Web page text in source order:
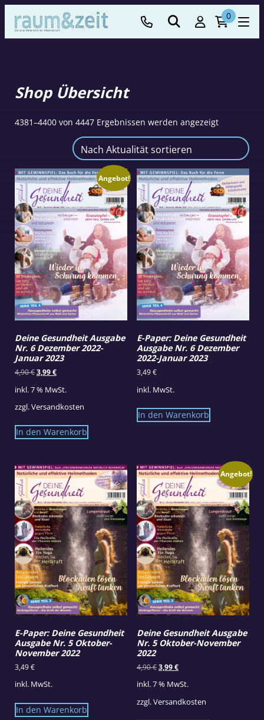
0
Shop Übersicht
4381–4400 von 4447 Ergebnissen werden angezeigtNach
sortiert
Angebot!
Deine Gesundheit Ausgabe
Nr. 6 Dezember 2022-
Januar 2023
4,90€Ursprünglicher
war:
4,90 €
3,99€Aktueller
ist:
3,99 €.
inkl. 7 % MwSt.
zzgl.Versandkosten
In den Warenkorb
E-Paper: Deine Gesundheit
Ausgabe Nr. 6 Dezember
2022-Januar 2023
3,49€
inkl. MwSt.
In den Warenkorb
E-Paper: Deine Gesundheit
Ausgabe Nr. 5 Oktober-
November 2022
3,49€
inkl. MwSt.
In den Warenkorb
Angebot!
Deine Gesundheit Ausgabe
Nr. 5 Oktober-November
2022
4,90€Ursprünglicher
war:
3,99€Aktueller
ist:
3,99 €.
inkl. 7 % MwSt.
zzgl.Versandkosten